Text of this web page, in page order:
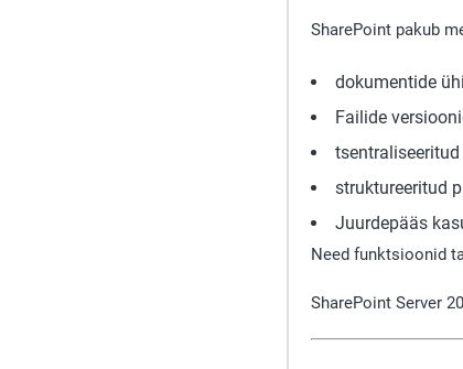
SharePoint pakub
dokumentide
Failide
struktureeritud
Juurdepääs
Need funktsioonid
SharePoint Server